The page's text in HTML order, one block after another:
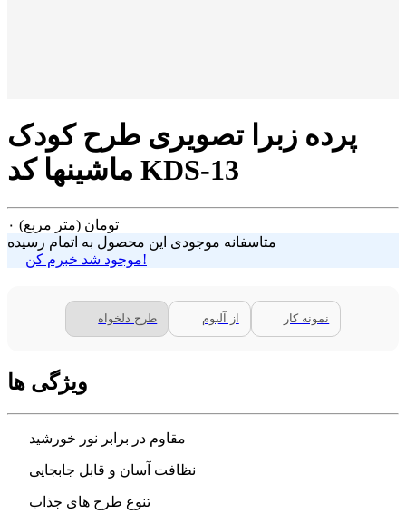
پرده زبرا تصویری طرح کودک
ماشینها کد KDS-13
۰ تومان (متر مربع)
متاسفانه موجودی این محصول به اتمام رسیده
موجود شد خبرم کن!
طرح دلخواه از آلبوم نمونه کار
ویژگی ها
مقاوم در برابر نور خورشید
نظافت آسان و قابل جابجایی
تنوع طرح های جذاب